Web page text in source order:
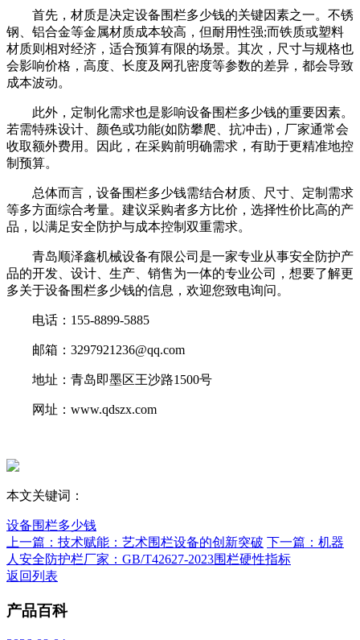
首先，材质是决定设备围栏多少钱的关键因素之一。不锈
钢、铝合金等金属材质成本较高，但耐用性强;而铁质或塑料
材质则相对经济，适合预算有限的场景。其次，尺寸与规格也
会影响价格，高度、长度及网孔密度等参数的差异，都会导致
成本波动。
此外，定制化需求也是影响设备围栏多少钱的重要因素。
若需特殊设计、颜色或功能(如防攀爬、抗冲击)，厂家通常会
收取额外费用。因此，在采购前明确需求，有助于更精准地控
制预算。
总体而言，设备围栏多少钱需结合材质、尺寸、定制需求
等多方面综合考量。建议采购者多方比价，选择性价比高的产
品，以满足安全防护与成本控制双重需求。
青岛顺泽鑫机械设备有限公司是一家专业从事安全防护产
品的开发、设计、生产、销售为一体的专业公司，想要了解更
多关于设备围栏多少钱的信息，欢迎您致电询问。
电话：155-8899-5885
邮箱：3297921236@qq.com
地址：青岛即墨区王沙路1500号
网址：www.qdszx.com
本文关键词：
设备围栏多少钱
上一篇：技术赋能：艺术围栏设备的创新突破 下一篇：机器
人安全防护栏厂家：GB/T42627-2023围栏硬性指标
返回列表
产品百科